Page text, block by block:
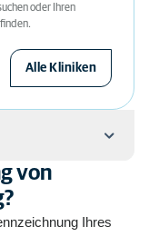
oder Ihren
Alle Kliniken
zur
von
Ihres